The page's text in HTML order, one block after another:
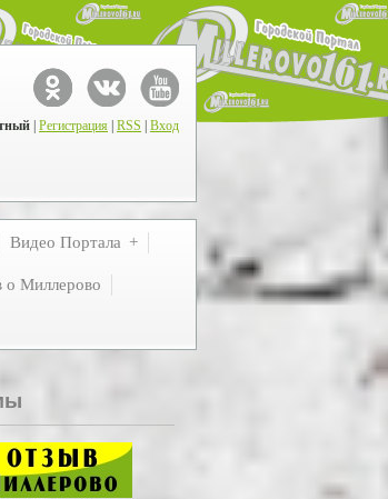
Регистрация RSS Вход
Видео Портала
о Миллерово